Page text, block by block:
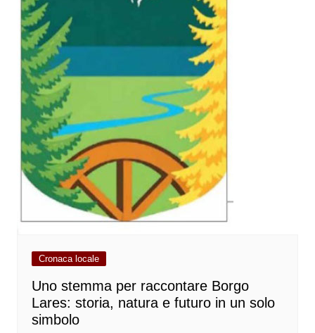
Cronaca locale
Uno stemma per raccontare Borgo
Lares: storia, natura e futuro in un solo
simbolo